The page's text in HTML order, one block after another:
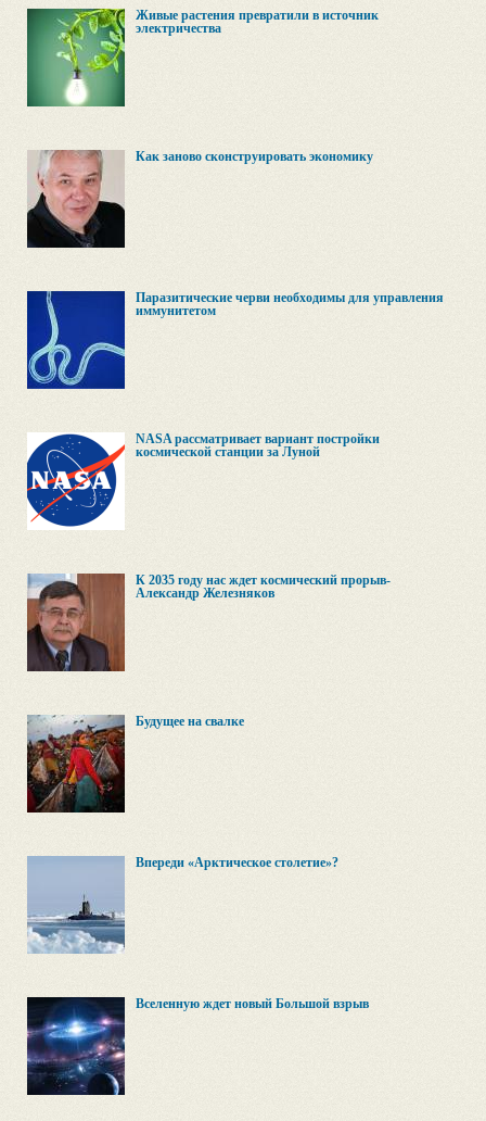
Живые растения превратили в источник
электричества
Как заново сконструировать экономику
Паразитические черви необходимы для управления
иммунитетом
NASA рассматривает вариант постройки
космической станции за Луной
К 2035 году нас ждет космический прорыв-
Александр Железняков
Будущее на свалке
Впереди «Арктическое столетие»?
Вселенную ждет новый Большой взрыв